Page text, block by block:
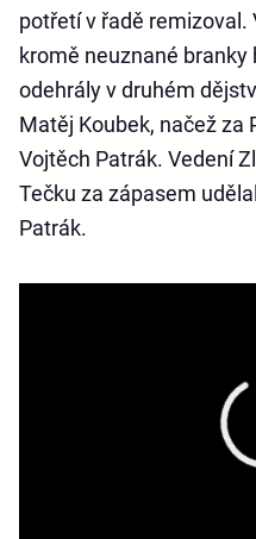
potřetí v řadě
kromě neuznané branky
odehrály v druhém
Matěj Koubek, načež za
Vojtěch Patrák. Vedení
Tečku za zápasem
Patrák.